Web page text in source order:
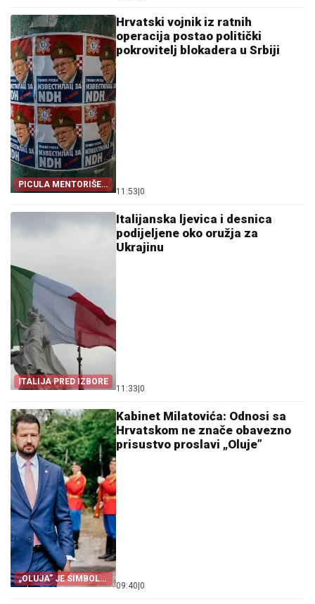
PICULA MENTORIŠE
BLOKADERE
Hrvatski vojnik iz ratnih
operacija postao politički
pokrovitelj blokadera u Srbiji
11:53 0
ITALIJA PRED IZBORE
Italijanska ljevica i desnica
podijeljene oko oružja za
Ukrajinu
11:33 0
„OLUJA” JE SIMBOL
PROGONA
Kabinet Milatovića: Odnosi sa
Hrvatskom ne znače obavezno
prisustvo proslavi „Oluje”
09:40 0